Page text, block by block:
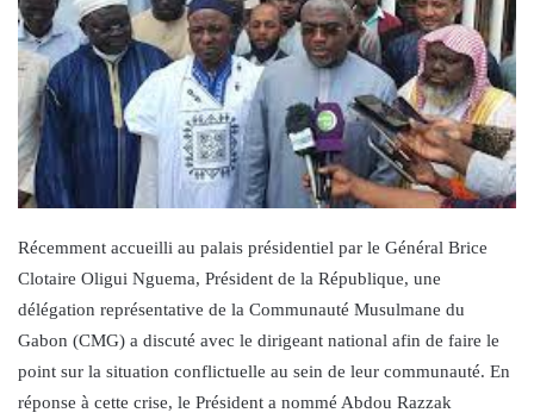
Récemment accueilli au palais présidentiel par le Général Brice
Clotaire Oligui Nguema, Président de la République, une
délégation représentative de la Communauté Musulmane du
Gabon (CMG) a discuté avec le dirigeant national afin de faire le
point sur la situation conflictuelle au sein de leur communauté. En
réponse à cette crise, le Président a nommé Abdou Razzak